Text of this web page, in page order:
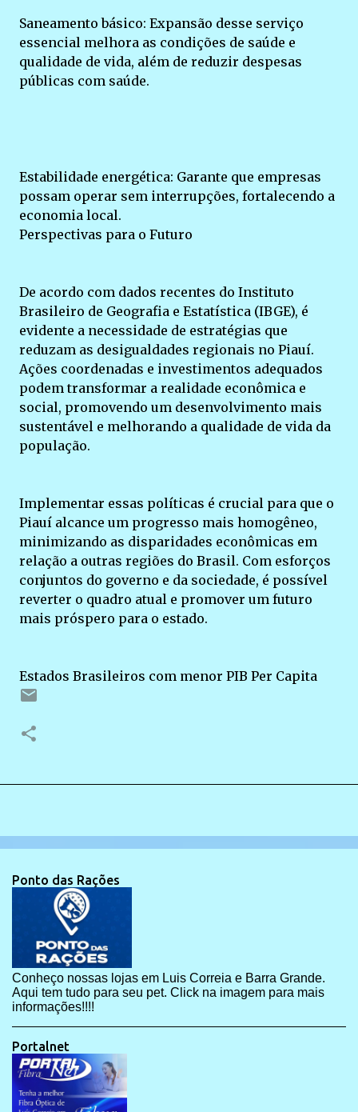
Saneamento básico: Expansão desse serviço
essencial melhora as condições de saúde e
qualidade de vida, além de reduzir despesas
públicas com saúde.
Estabilidade energética: Garante que empresas
possam operar sem interrupções, fortalecendo a
economia local.
Perspectivas para o Futuro
De acordo com dados recentes do Instituto
Brasileiro de Geografia e Estatística (IBGE), é
evidente a necessidade de estratégias que
reduzam as desigualdades regionais no Piauí.
Ações coordenadas e investimentos adequados
podem transformar a realidade econômica e
social, promovendo um desenvolvimento mais
sustentável e melhorando a qualidade de vida da
população.
Implementar essas políticas é crucial para que o
Piauí alcance um progresso mais homogêneo,
minimizando as disparidades econômicas em
relação a outras regiões do Brasil. Com esforços
conjuntos do governo e da sociedade, é possível
reverter o quadro atual e promover um futuro
mais próspero para o estado.
Estados Brasileiros com menor PIB Per Capita
Ponto das Rações
Conheço nossas lojas em Luis Correia e Barra Grande.
Aqui tem tudo para seu pet. Click na imagem para mais
informações!!!!
Portalnet